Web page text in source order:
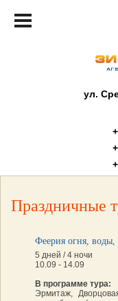
ул.
Праздничные
Феерия огня, воды,
5 дней / 4 ночи
10.09 - 14.09
В программе тура:
Эрмитаж,